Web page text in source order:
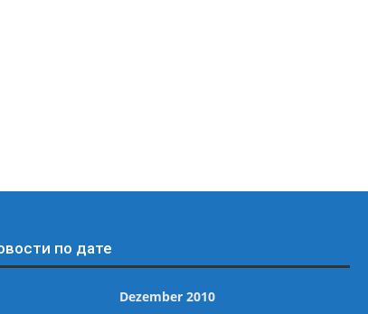
по дате
Dezember 2010